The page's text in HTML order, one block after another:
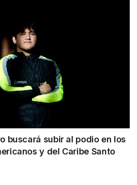
buscará subir al podio en los
y del Caribe Santo